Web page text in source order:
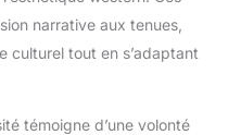
narrative aux tenues,
culturel tout en s’adaptant
témoigne d’une volonté